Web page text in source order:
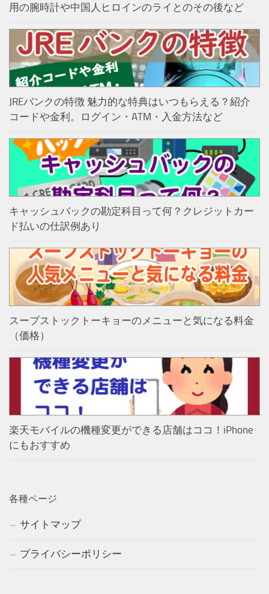
用の腕時計や中国人ヒロインのライとのその後など
JREバンクの特徴 魅力的な特典はいつもらえる？紹介
コードや金利。ログイン・ATM・入金方法など
キャッシュバックの勘定科目って何？クレジットカー
ド払いの仕訳例あり
スープストックトーキョーのメニューと気になる料金
（価格）
楽天モバイルの機種変更ができる店舗はココ！iPhone
にもおすすめ
各種ページ
サイトマップ
プライバシーポリシー